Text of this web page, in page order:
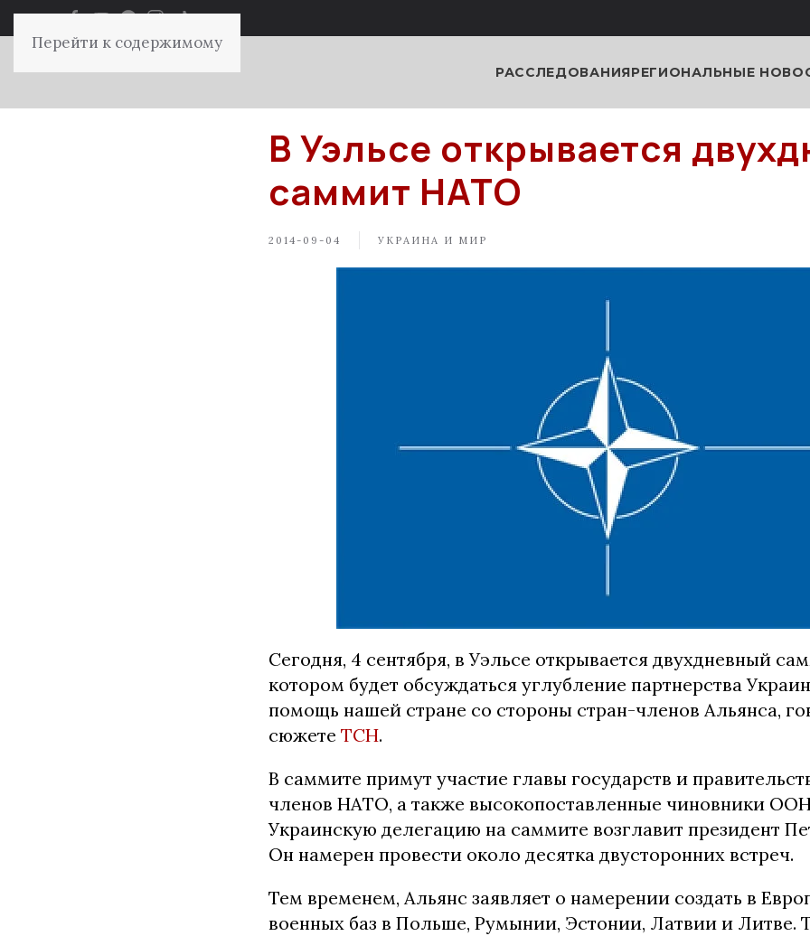
Перейти к содержимому
РАССЛЕДОВАНИЯРЕГИОНАЛЬНЫЕ
В Уэльсе открывается
саммит НАТО
2014-09-04 УКРАИНА И МИР
Сегодня, 4 сентября, в Уэльсе открывается двухдневный
котором будет обсуждаться углубление партнерства
помощь нашей стране со стороны стран-членов Альянса,
сюжете ТСН.
В саммите примут участие главы государств и
членов НАТО, а также высокопоставленные чиновники
Украинскую делегацию на саммите возглавит президент
Он намерен провести около десятка двусторонних встреч.
Тем временем, Альянс заявляет о намерении создать в
военных баз в Польше, Румынии, Эстонии, Латвии и Литве.